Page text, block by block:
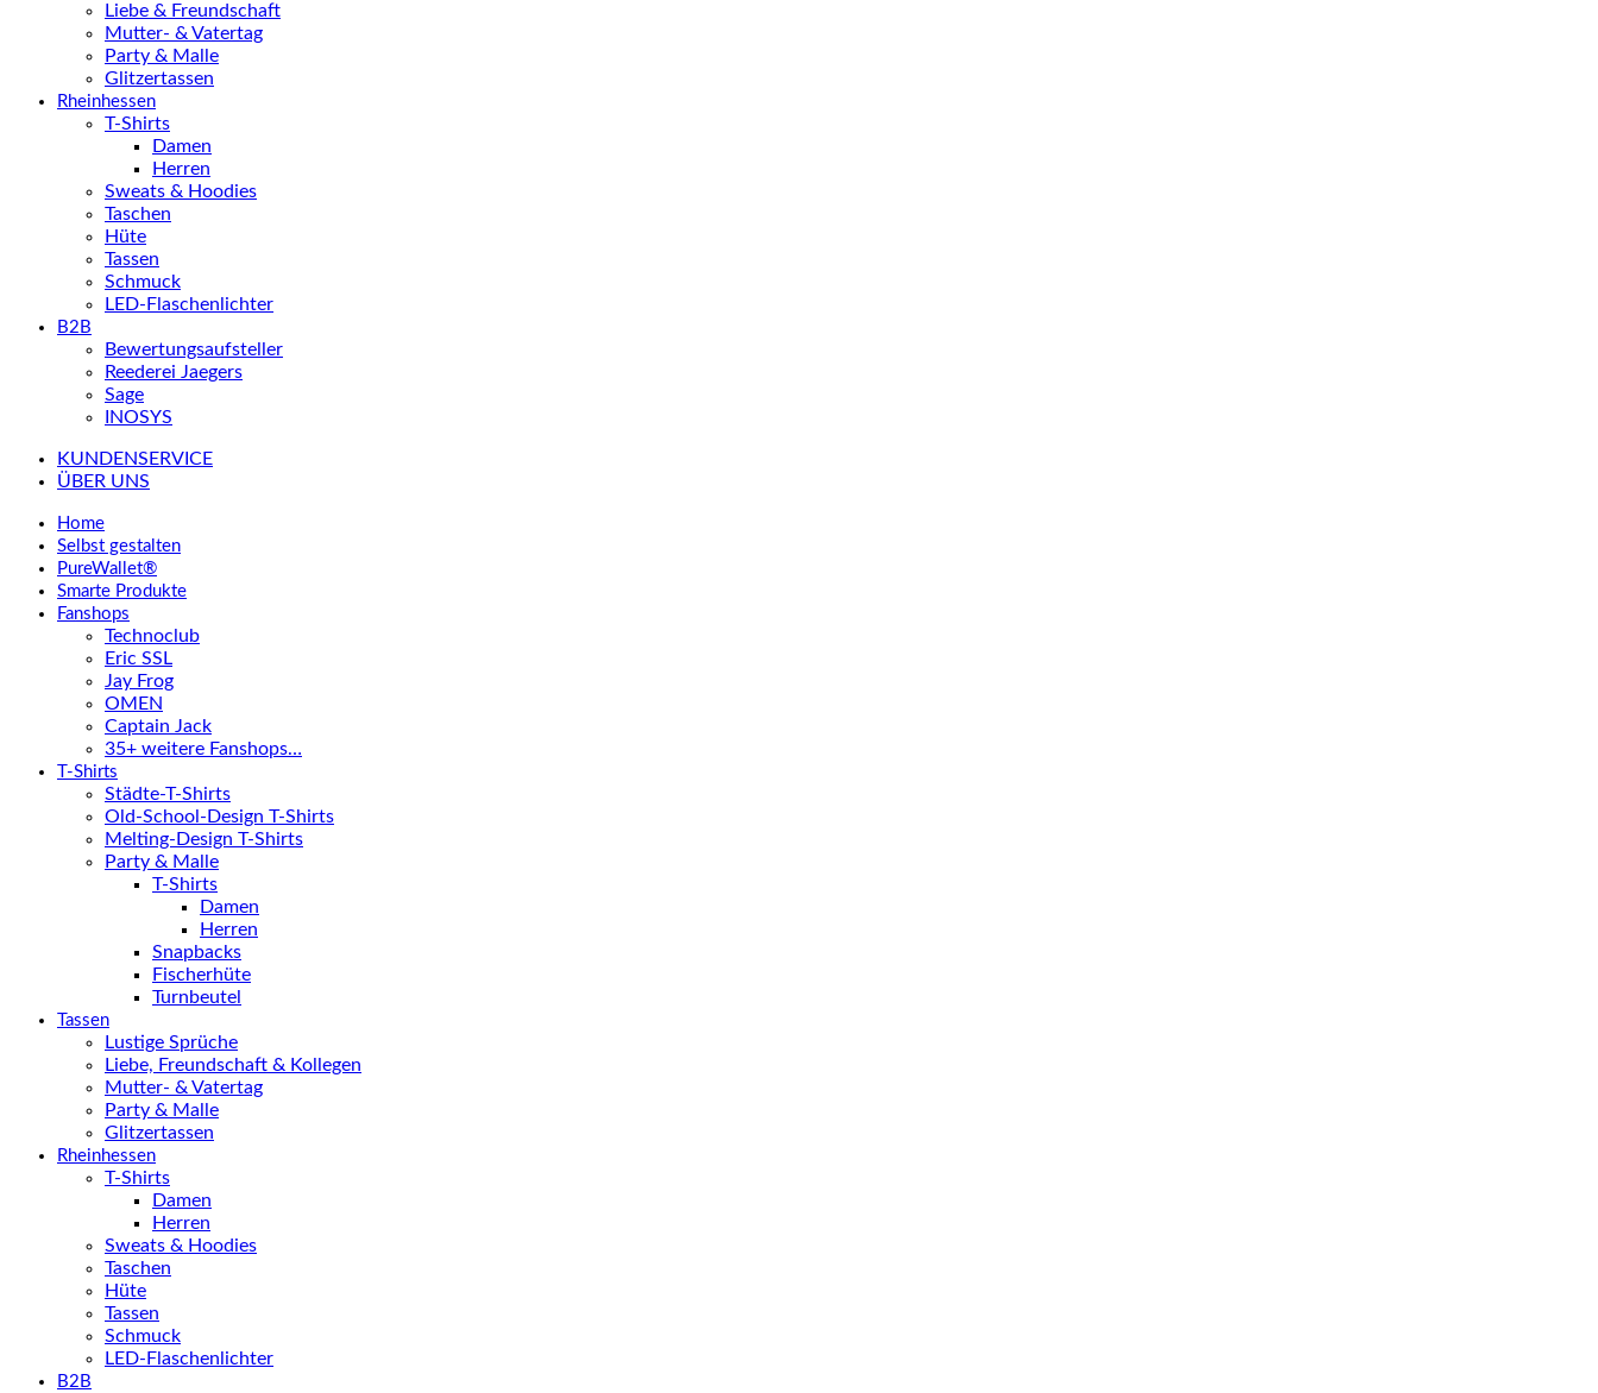
Liebe & Freundschaft
Mutter- & Vatertag
Party & Malle
Glitzertassen
Rheinhessen
T-Shirts
Damen
Herren
Sweats & Hoodies
Taschen
Hüte
Tassen
Schmuck
LED-Flaschenlichter
B2B
Bewertungsaufsteller
Reederei Jaegers
Sage
INOSYS
KUNDENSERVICE
ÜBER UNS
Home
Selbst gestalten
PureWallet®
Smarte Produkte
Fanshops
Technoclub
Eric SSL
Jay Frog
OMEN
Captain Jack
35+ weitere Fanshops…
T-Shirts
Städte-T-Shirts
Old-School-Design T-Shirts
Melting-Design T-Shirts
Party & Malle
T-Shirts
Damen
Herren
Snapbacks
Fischerhüte
Turnbeutel
Tassen
Lustige Sprüche
Liebe, Freundschaft & Kollegen
Mutter- & Vatertag
Party & Malle
Glitzertassen
Rheinhessen
T-Shirts
Damen
Herren
Sweats & Hoodies
Taschen
Hüte
Tassen
Schmuck
LED-Flaschenlichter
B2B